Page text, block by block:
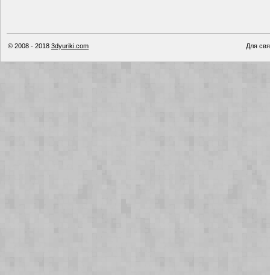
© 2008 - 2018 3dyuriki.com Для